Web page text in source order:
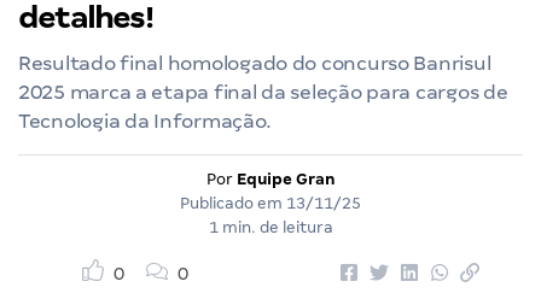
detalhes!
Resultado final homologado do concurso Banrisul
2025 marca a etapa final da seleção para cargos de
Tecnologia da Informação.
Por Equipe Gran
Publicado em 13/11/25
1 min. de leitura
0 0